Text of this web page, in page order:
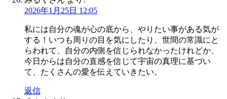
2026年1月25日 12:05
私には自分の魂が心の底から、やりたい事がある気が
する！いつも周りの目を気にしたり、世間の常識にと
らわれて、自分の内側を信じられなかったけれどか、
今日からは自分の直感を信じて宇宙の真理に基づい
て、たくさんの愛を伝えていきたい。
返信